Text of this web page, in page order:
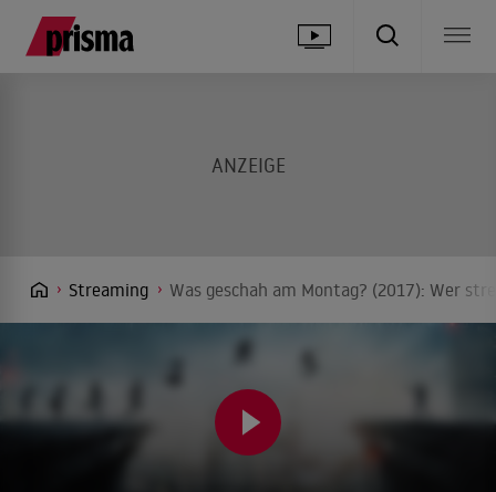
Streaming Was geschah am Montag? (2017): Wer